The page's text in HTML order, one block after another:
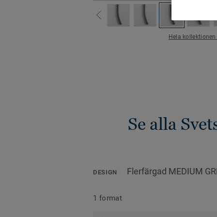
Hela
Se alla
DESIGN Flerfärgad MEDIUM
1 format